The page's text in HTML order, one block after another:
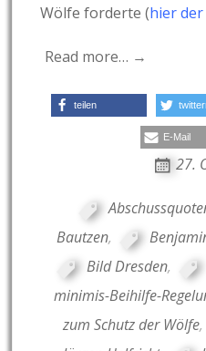
Wölfe forderte (hier
Read more… →
teilen
E-Mail
27.
Bautzen,
Bild Dresden,
minimis-Beihilfe-
zum Schutz der Wölfe,